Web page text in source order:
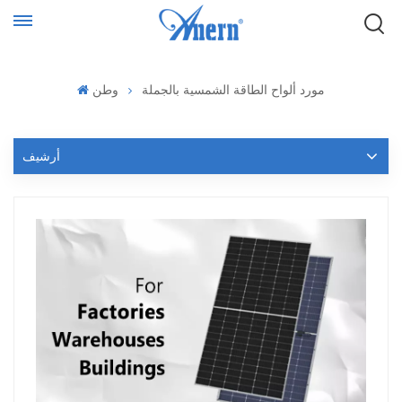
وطن مورد ألواح الطاقة الشمسية بالجملة
أرشيف